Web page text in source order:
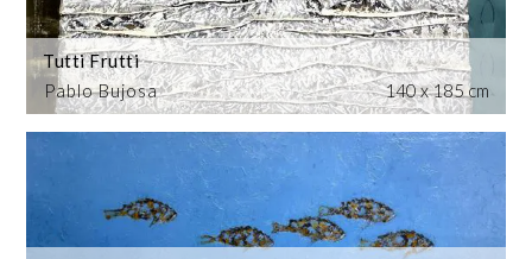
Pablo Bujosa
Tutti Frutti
140 x 185 cm